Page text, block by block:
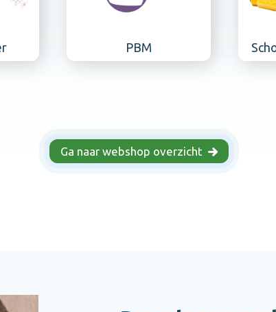
Ga naar webshop overzicht